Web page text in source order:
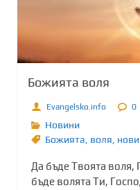
Божията воля
Evangelsko.info 0
Новини
Божията воля
Да бъде Твоята воля,
бъде волята Ти,